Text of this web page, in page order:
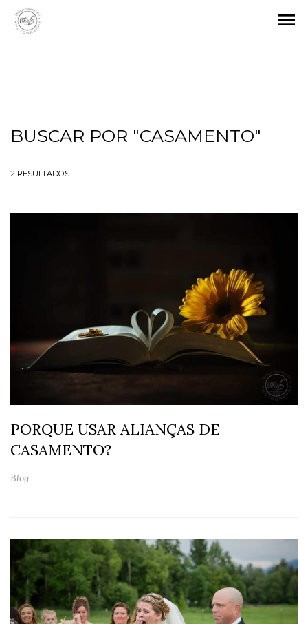
menu
BUSCAR POR "CASAMENTO"
2 RESULTADOS
PORQUE USAR ALIANÇAS DE
CASAMENTO?
Blog